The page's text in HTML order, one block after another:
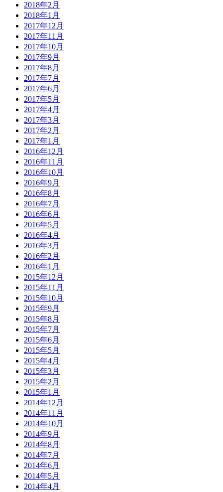
2018年2月
2018年1月
2017年12月
2017年11月
2017年10月
2017年9月
2017年8月
2017年7月
2017年6月
2017年5月
2017年4月
2017年3月
2017年2月
2017年1月
2016年12月
2016年11月
2016年10月
2016年9月
2016年8月
2016年7月
2016年6月
2016年5月
2016年4月
2016年3月
2016年2月
2016年1月
2015年12月
2015年11月
2015年10月
2015年9月
2015年8月
2015年7月
2015年6月
2015年5月
2015年4月
2015年3月
2015年2月
2015年1月
2014年12月
2014年11月
2014年10月
2014年9月
2014年8月
2014年7月
2014年6月
2014年5月
2014年4月